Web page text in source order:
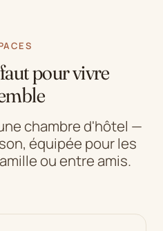
pour vivre
chambre d'hôtel —
équipée pour les
ou entre amis.